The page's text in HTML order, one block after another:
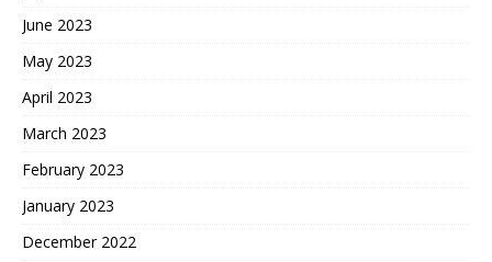
June 2023
May 2023
April 2023
March 2023
February 2023
January 2023
December 2022